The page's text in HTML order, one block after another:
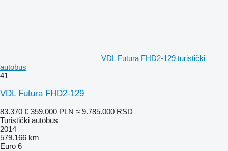
VDL Futura FHD2-129 turistički
autobus
41
VDL Futura FHD2-129
83.370 € 359.000 PLN ≈ 9.785.000 RSD
Turistički autobus
2014
579.166 km
Euro 6